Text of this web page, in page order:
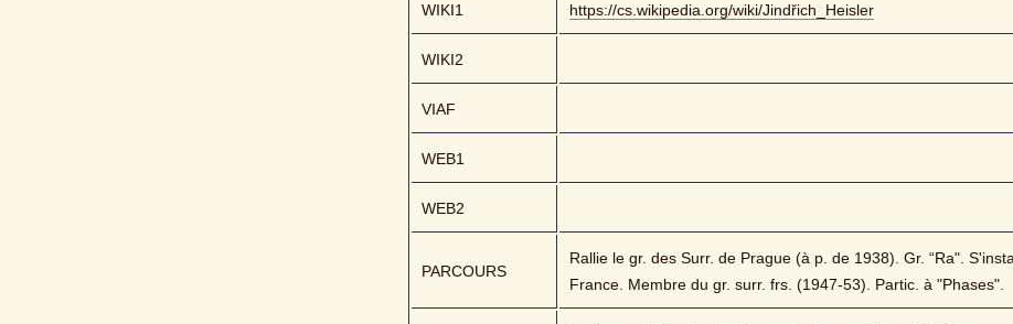
WIKI1 https://cs.wikipedia.org/wiki/Jindřich_Heisler
WIKI2
VIAF
WEB1
WEB2
PARCOURS
Rallie le gr. des Surr. de Prague (à p. de 1938). Gr. “Ra".
France. Membre du gr. surr. frs. (1947-53). Partic. à "Phases".